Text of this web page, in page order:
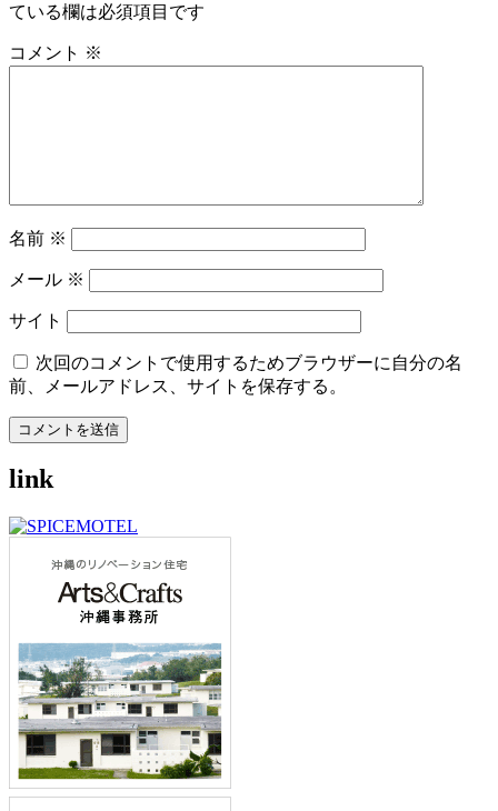
ゲ
ー
ている欄は必須項目です
コメント ※
名前 ※
メール ※
サイト
次回のコメントで使用するためブラウザーに自分の名
前、メールアドレス、サイトを保存する。
link